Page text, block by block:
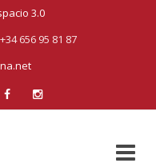
3.0
656 95 81 87